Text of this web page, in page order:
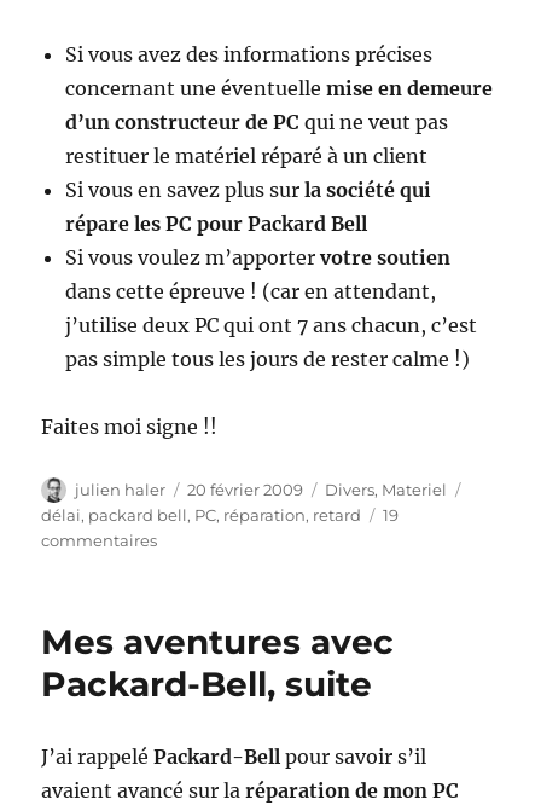
Si vous avez des informations précises
concernant une éventuellemise en demeure
d’un constructeur de PC qui ne veut pas
restituer le matériel réparé à un client
Si vous en savez plus surla société qui
répare les PC pour Packard Bell
Si vous voulez m’apportervotre soutien
dans cette épreuve ! (car en attendant,
j’utilise deux PC qui ont 7 ans chacun, c’est
pas simple tous les jours de rester calme !)
Faites moi signe !!
Auteur
julien haler
Publié
le
20 février 2009 Catégories
Divers, Materiel
délai, packard bell, PC, réparation, retard
19
commentairessur
suite
la
de
mon
Mes aventures avec
Packard-Bell, suite
J’ai rappelé Packard-Bellpour savoir s’il
avaient avancé sur laréparation de mon PC